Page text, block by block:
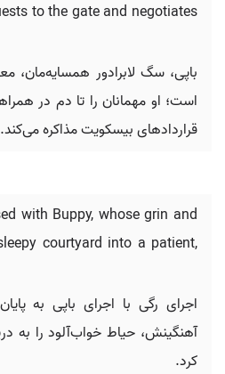
to the gate and negotiates
باپی، سگ لابرادور
است؛ او مهمانان را تا دم در
قراردادهای بیسکویت مذاکره می‌کند.
with Buppy, whose grin and
courtyard into a patient,
اجرای رگی با اجرای باپی به
آهنگینش، حیاط خواب‌آلود را به
کرد.